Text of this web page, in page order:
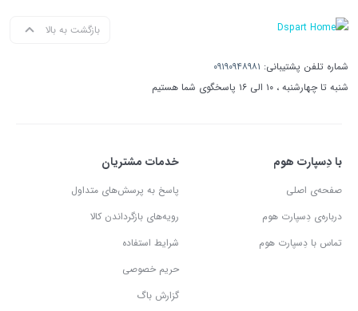
بازگشت به بالا
شماره تلفن پشتیبانی: ۰۹۱۹۰۹۴۸۹۸۱
شنبه تا چهارشنبه ، ۱۰ الی ۱۶ پاسخگوی شما هستیم
با دِسپارت هوم
صفحه‌ی اصلی
درباره‌ی دِسپارت هوم
تماس با دِسپارت هوم
خدمات مشتریان
پاسخ به پرسش‌های متداول
رویه‌های بازگرداندن کالا
شرایط استفاده
حریم خصوصی
گزارش باگ